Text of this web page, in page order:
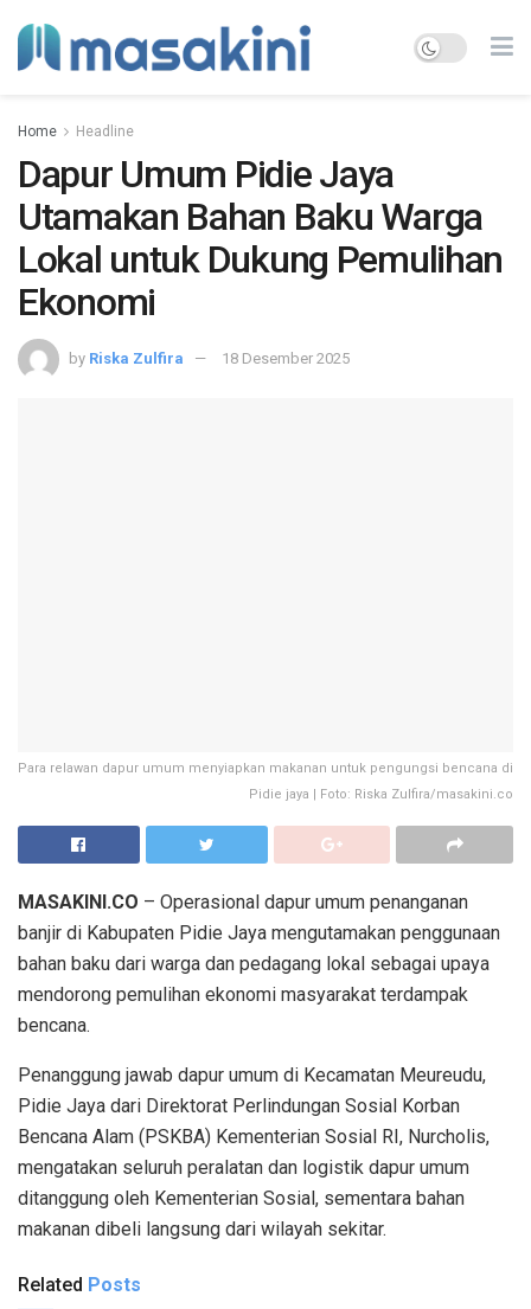
Home Headline
Dapur Umum Pidie Jaya
Utamakan Bahan Baku Warga
Lokal untuk Dukung Pemulihan
Ekonomi
by Riska Zulfira 18 Desember 2025
Para relawan dapur umum menyiapkan makanan untuk pengungsi bencana di
Pidie jaya | Foto: Riska Zulfira/masakini.co
MASAKINI.CO – Operasional dapur umum penanganan
banjir di Kabupaten Pidie Jaya mengutamakan penggunaan
bahan baku dari warga dan pedagang lokal sebagai upaya
mendorong pemulihan ekonomi masyarakat terdampak
bencana.
Penanggung jawab dapur umum di Kecamatan Meureudu,
Pidie Jaya dari Direktorat Perlindungan Sosial Korban
Bencana Alam (PSKBA) Kementerian Sosial RI, Nurcholis,
mengatakan seluruh peralatan dan logistik dapur umum
ditanggung oleh Kementerian Sosial, sementara bahan
makanan dibeli langsung dari wilayah sekitar.
Related Posts